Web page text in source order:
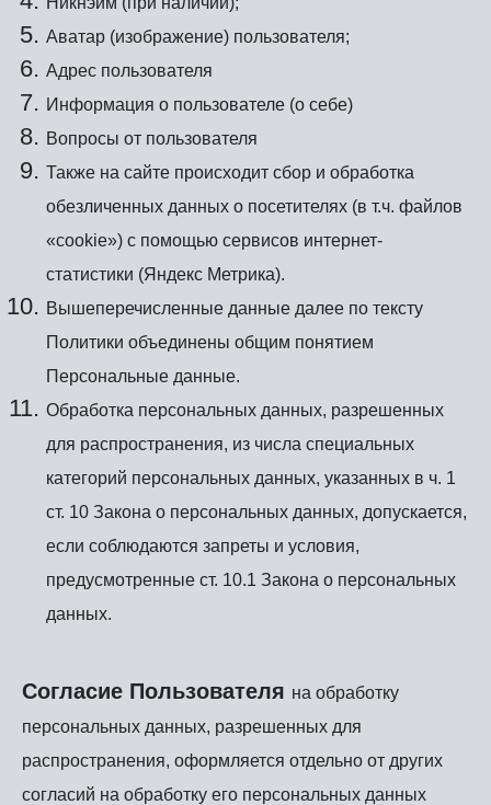
Аватар (изображение) пользователя;
Адрес пользователя
Информация о пользователе (о себе)
Вопросы от пользователя
Также на сайте происходит сбор и обработка
обезличенных данных о посетителях (в т.ч. файлов
«cookie») с помощью сервисов интернет-
статистики (Яндекс Метрика).
Вышеперечисленные данные далее по тексту
Политики объединены общим понятием
Персональные данные.
Обработка персональных данных, разрешенных
для распространения, из числа специальных
категорий персональных данных, указанных в ч. 1
ст. 10 Закона о персональных данных, допускается,
если соблюдаются запреты и условия,
предусмотренные ст. 10.1 Закона о персональных
данных.
Согласие Пользователя на обработку
персональных данных, разрешенных для
распространения, оформляется отдельно от других
согласий на обработку его персональных данных